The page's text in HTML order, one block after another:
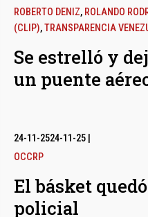
ROBERTO DENIZ, ROLANDO
(CLIP),TRANSPARENCIA
Se estrelló y
un puente
24-11-2524-11-25
OCCRP
El básket
policial